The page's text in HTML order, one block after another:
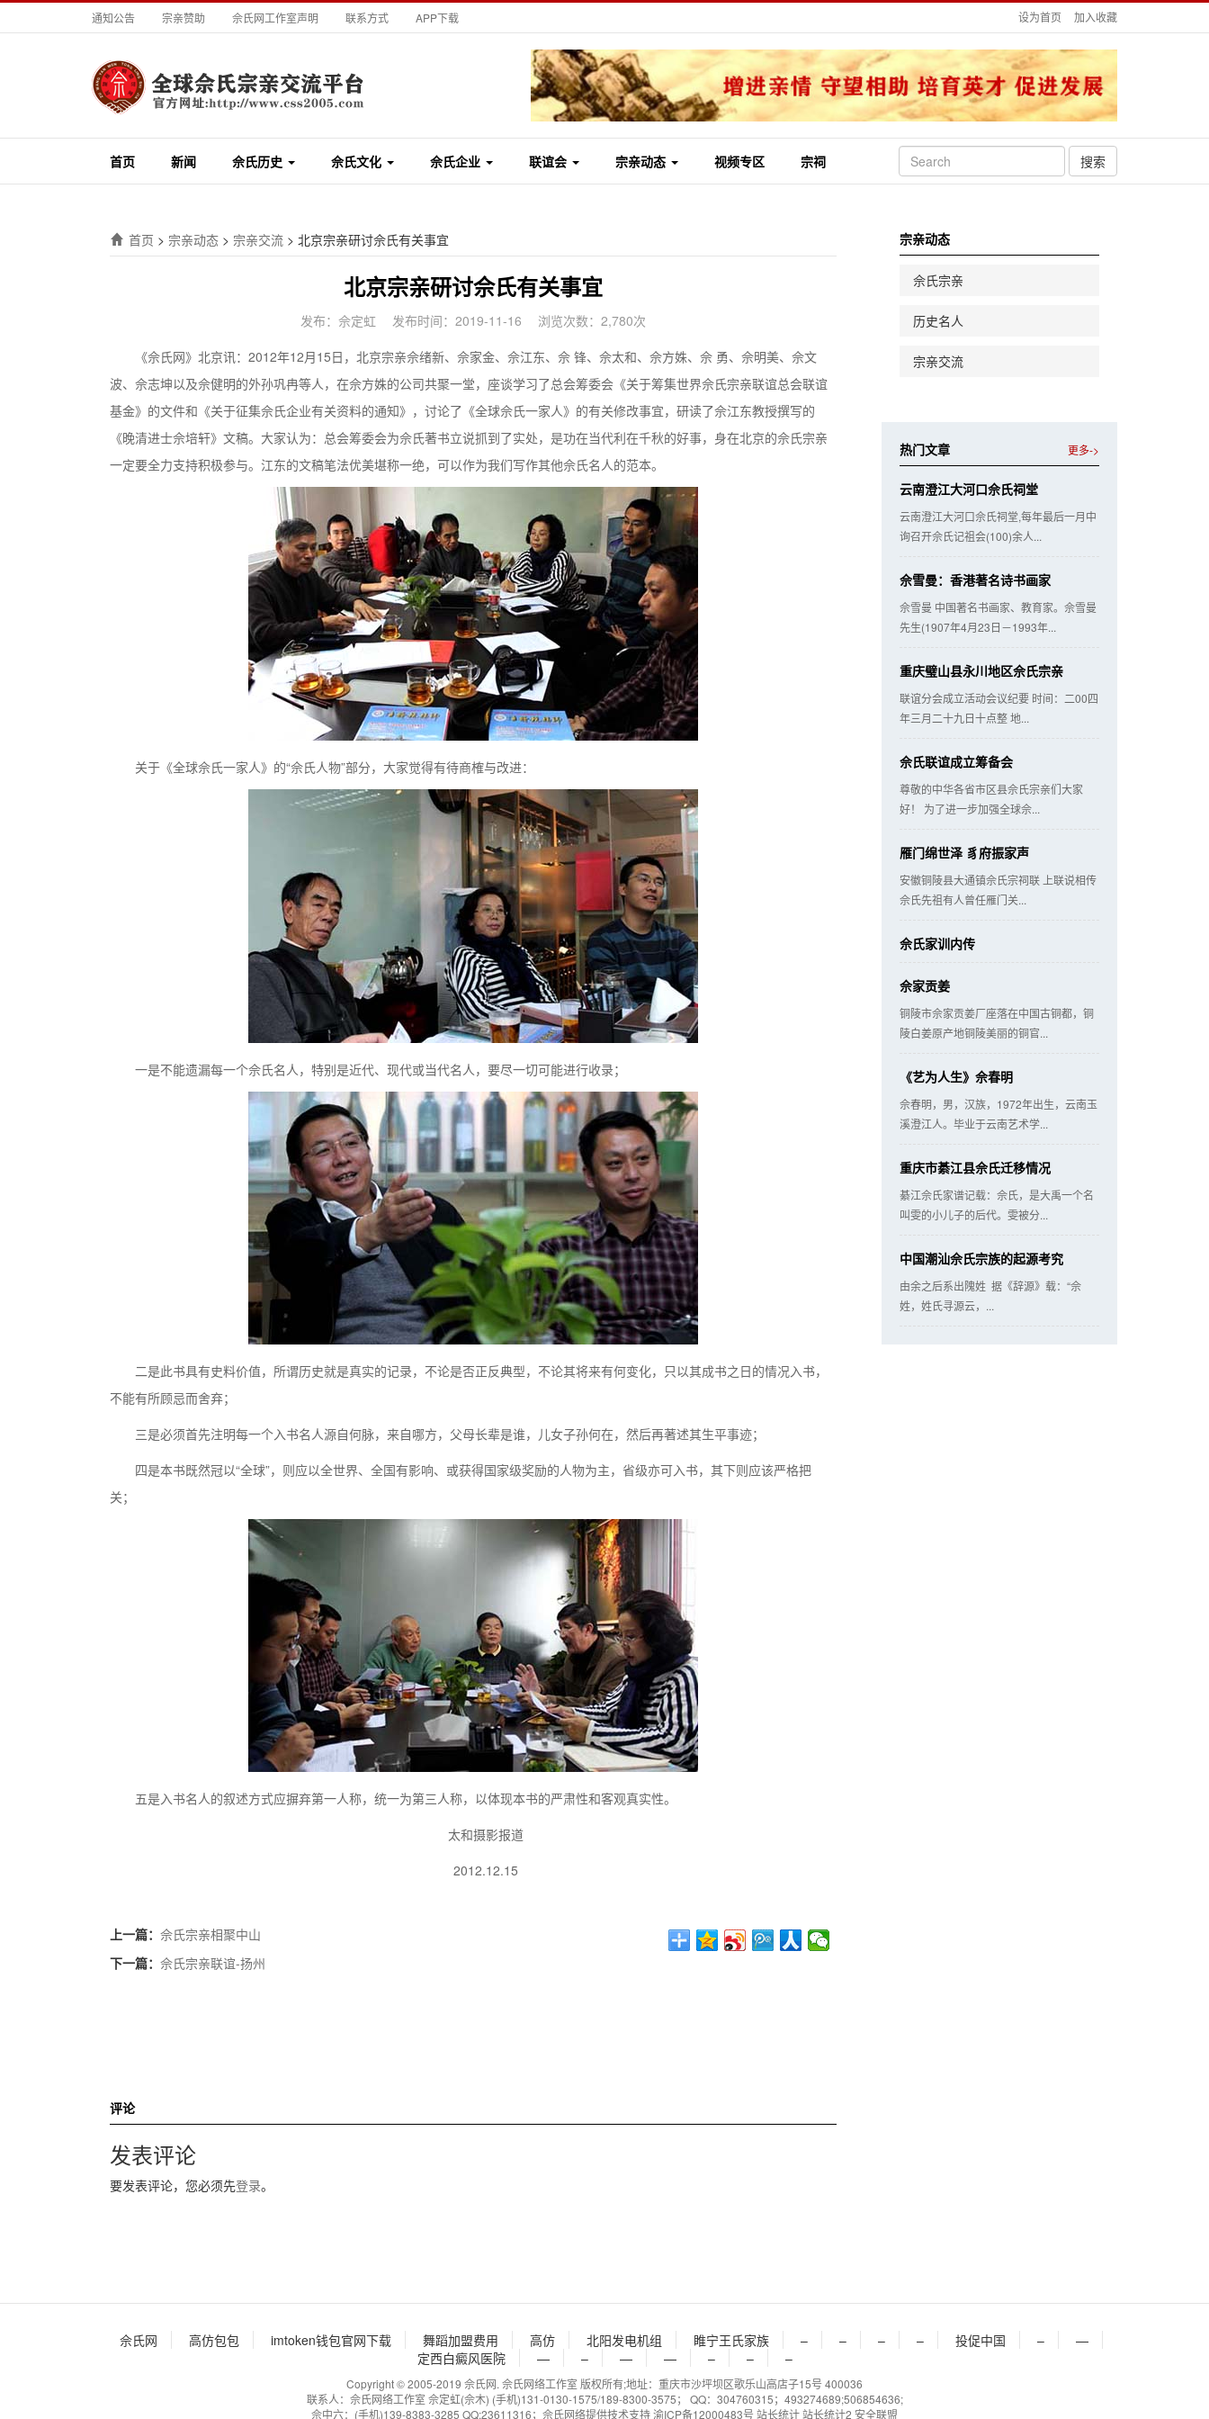
通知公告 宗亲赞助 佘氏网工作室声明 联系方式 APP下载 设为首页 加入收藏
首页 新闻 佘氏历史 佘氏文化 佘氏企业 联谊会 宗亲动态 视频专区 宗祠 搜索
首页 > 宗亲动态 > 宗亲交流 > 北京宗亲研讨佘氏有关事宜
北京宗亲研讨佘氏有关事宜
发布：佘定虹 发布时间：2019-11-16
浏览次数：2,780次
《佘氏网》北京讯：2012年12月15日，北京宗亲佘绪新、佘家金、佘江东、佘 锋、佘太和、佘方姝、佘 勇、佘明美、佘文
波、佘志坤以及佘健明的外孙巩冉等人，在佘方姝的公司共聚一堂，座谈学习了总会筹委会《关于筹集世界佘氏宗亲联谊总会联谊
基金》的文件和《关于征集佘氏企业有关资料的通知》，讨论了《全球佘氏一家人》的有关修改事宜，研读了佘江东教授撰写的
《晚清进士佘培轩》文稿。大家认为：总会筹委会为佘氏著书立说抓到了实处，是功在当代利在千秋的好事，身在北京的佘氏宗亲
一定要全力支持积极参与。江东的文稿笔法优美堪称一绝，可以作为我们写作其他佘氏名人的范本。
关于《全球佘氏一家人》的“佘氏人物”部分，大家觉得有待商榷与改进：
一是不能遗漏每一个佘氏名人，特别是近代、现代或当代名人，要尽一切可能进行收录；
二是此书具有史料价值，所谓历史就是真实的记录，不论是否正反典型，不论其将来有何变化，只以其成书之日的情况入书，
不能有所顾忌而舍弃；
三是必须首先注明每一个入书名人源自何脉，来自哪方，父母长辈是谁，儿女子孙何在，然后再著述其生平事迹；
四是本书既然冠以“全球”，则应以全世界、全国有影响、或获得国家级奖励的人物为主，省级亦可入书，其下则应该严格把
关；
五是入书名人的叙述方式应摒弃第一人称，统一为第三人称，以体现本书的严肃性和客观真实性。
太和摄影报道
2012.12.15
上一篇： 佘氏宗亲相聚中山
下一篇： 佘氏宗亲联谊-扬州
评论
发表评论
要发表评论，您必须先登录。
宗亲动态
佘氏宗亲
历史名人
宗亲交流
热门文章 更多->
云南澄江大河口佘氏祠堂
云南澄江大河口佘氏祠堂,每年最后一月中
询召开佘氏记祖会(100)余人...
佘雪曼：香港著名诗书画家
佘雪曼 中国著名书画家、教育家。佘雪曼
先生(1907年4月23日－1993年...
重庆璧山县永川地区佘氏宗亲
联谊分会成立活动会议纪要 时间：二00四
年三月二十九日十点整 地...
佘氏联谊成立筹备会
尊敬的中华各省市区县佘氏宗亲们大家
好！ 为了进一步加强全球佘...
雁门绵世泽 豸府振家声
安徽铜陵县大通镇佘氏宗祠联 上联说相传
佘氏先祖有人曾任雁门关...
佘氏家训内传
佘家贡姜
铜陵市佘家贡姜厂座落在中国古铜都，铜
陵白姜原产地铜陵美丽的铜官...
《艺为人生》佘春明
佘春明，男，汉族，1972年出生，云南玉
溪澄江人。毕业于云南艺术学...
重庆市綦江县佘氏迁移情况
綦江佘氏家谱记载：佘氏，是大禹一个名
叫雯的小儿子的后代。雯被分...
中国潮汕佘氏宗族的起源考究
由余之后系出隗姓 据《辞源》载：“佘
姓，姓氏寻源云，...
佘氏网 高仿包包 imtoken钱包官网下载 舞蹈加盟费用 高仿 北阳发电机组 睢宁王氏家族 – – – – 投促中国 –
—
定西白癜风医院
— – — — – – –
Copyright © 2005-2019 佘氏网. 佘氏网络工作室 版权所有;地址：重庆市沙坪坝区歌乐山高店子15号 400036
联系人：佘氏网络工作室 佘定虹(佘木) (手机)131-0130-1575/189-8300-3575； QQ：304760315；493274689;506854636;
佘中六：(手机)139-8383-3285 QQ:23611316； 佘氏网络提供技术支持渝ICP备12000483号 站长统计站长统计2 安全联盟